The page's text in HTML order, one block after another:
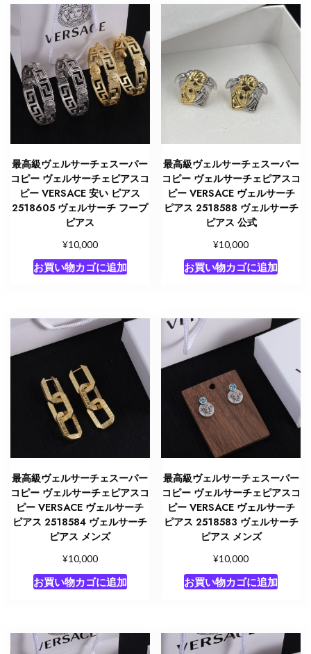
最高級ヴェルサーチェスーパー
コピー ヴェルサーチェピアスコ
ピー VERSACE 安い ピアス
2518605 ヴェルサーチ フープ
ピアス
¥10,000
お買い物カゴに追加
最高級ヴェルサーチェスーパー
コピー ヴェルサーチェピアスコ
ピー VERSACE ヴェルサーチ
ピアス 2518588 ヴェルサーチ
ピアス 公式
¥10,000
お買い物カゴに追加
最高級ヴェルサーチェスーパー
コピー ヴェルサーチェピアスコ
ピー VERSACE ヴェルサーチ
ピアス 2518584 ヴェルサーチ
ピアス メンズ
¥10,000
お買い物カゴに追加
最高級ヴェルサーチェスーパー
コピー ヴェルサーチェピアスコ
ピー VERSACE ヴェルサーチ
ピアス 2518583 ヴェルサーチ
ピアス メンズ
¥10,000
お買い物カゴに追加